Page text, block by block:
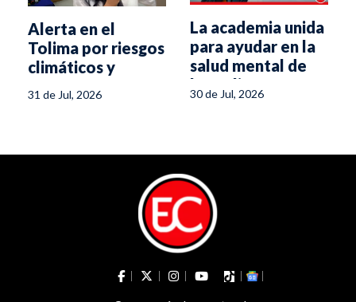
Alerta en el
Tolima por riesgos
climáticos y
asociados al
31 de Jul, 2026
La academia unida
para ayudar en la
salud mental de
los tolimenses
30 de Jul, 2026